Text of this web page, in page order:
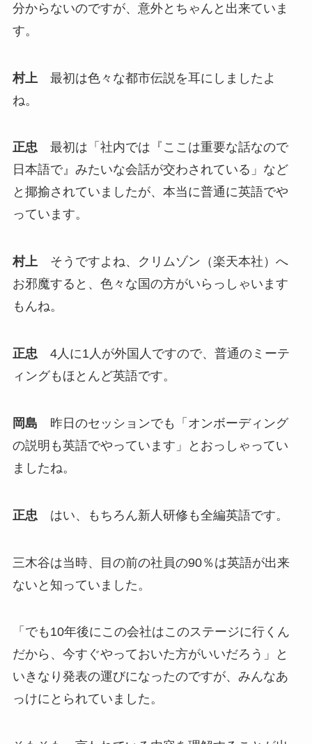
分からないのですが、意外とちゃんと出来ていま
す。
村上 最初は色々な都市伝説を耳にしましたよ
ね。
正忠最初は「社内では『ここは重要な話なので
日本語で』みたいな会話が交わされている」など
と揶揄されていましたが、本当に普通に英語でや
っています。
村上そうですよね、クリムゾン（楽天本社）へ
お邪魔すると、色々な国の方がいらっしゃいます
もんね。
正忠4人に1人が外国人ですので、普通のミーテ
ィングもほとんど英語です。
岡島 昨日のセッションでも「オンボーディング
の説明も英語でやっています」とおっしゃってい
ましたね。
正忠 はい、もちろん新人研修も全編英語です。
三木谷は当時、目の前の社員の90％は英語が出来
ないと知っていました。
「でも10年後にこの会社はこのステージに行くん
だから、今すぐやっておいた方がいいだろう」と
いきなり発表の運びになったのですが、みんなあ
っけにとられていました。